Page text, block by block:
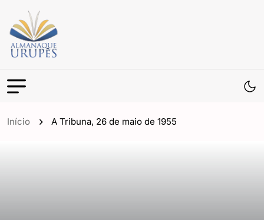
Início A Tribuna, 26 de maio de 1955